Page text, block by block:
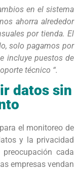
en el sistema
ahorra alrededor
por tienda. El
solo pagamos por
incluye puestos de
técnico “.
datos sin
el monitoreo de
y la privacidad
cada
empresas vendan